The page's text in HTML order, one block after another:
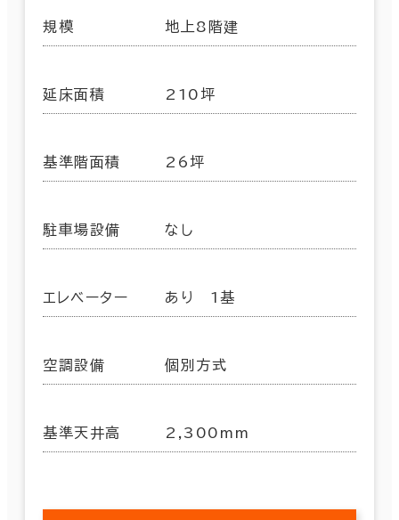
規模 地上8階建
延床面積 210坪
基準階面積 26坪
駐車場設備 なし
エレベーター あり 1基
空調設備 個別方式
基準天井高 2,300mm